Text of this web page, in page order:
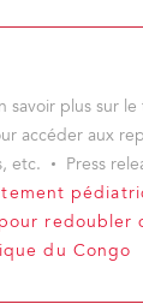
savoir plus sur le
accéder aux
etc.
Press
redoubler
du Congo